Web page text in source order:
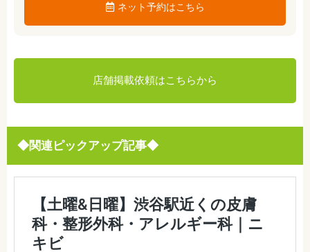
ネット予約はこちら
店舗掲載依頼はこちらから
◆関連ピックアップ記事◆